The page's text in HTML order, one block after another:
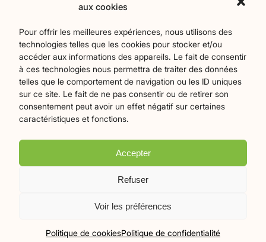
aux cookies
Pour offrir les meilleures expériences, nous utilisons des
technologies telles que les cookies pour stocker et/ou
accéder aux informations des appareils. Le fait de consentir
à ces technologies nous permettra de traiter des données
telles que le comportement de navigation ou les ID uniques
sur ce site. Le fait de ne pas consentir ou de retirer son
consentement peut avoir un effet négatif sur certaines
caractéristiques et fonctions.
Accepter
Refuser
Voir les préférences
Politique de cookiesPolitique de confidentialité
Agriculture18 Art et culture257 Associations 22
Bien-Etre 2 chronique7 Collectivités territoriales79
Commerces Divers Économie et emploi 61
Éducation94 Évènements373 Histoire et patrimoine175
La parole à nos lecteurs1 Nature et écologie75 Santé
sport27 Tourisme 19
Mentions légales
© 2026 Le Mille-Pattes - Tous droits réservés